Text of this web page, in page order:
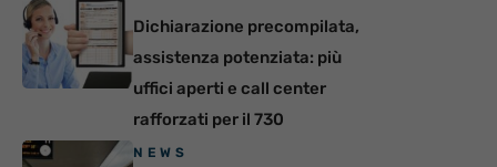
Dichiarazione precompilata,
assistenza potenziata: più
uffici aperti e call center
rafforzati per il 730
NEWS